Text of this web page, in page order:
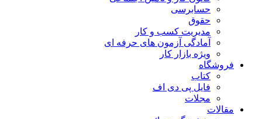
حسابرسی
حقوق
مدیریت کسب و کار
آمادگی آزمون های حرفه ای
ویژه بازار کار
فروشگاه
کتاب
فایل پی دی اف
مجلات
مقالات